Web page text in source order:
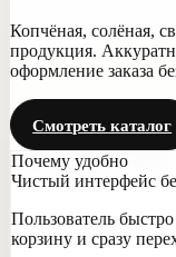
Копчёная, солёная,
продукция.
оформление заказа
Смотреть каталог
Почему удобно
Чистый интерфейс
Пользователь
корзину и сразу